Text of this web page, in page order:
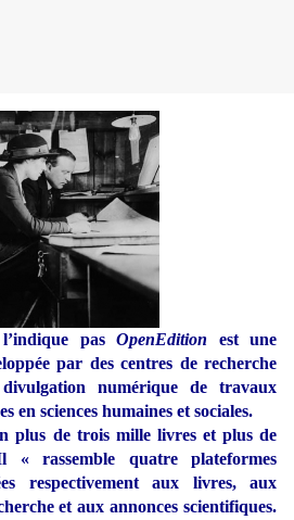
pas OpenEdition est une
par des centres de recherche
numérique de travaux
en sciences humaines et sociales.
plus de trois mille livres et plus de
« rassemble quatre plateformes
respectivement aux livres, aux
et aux annonces scientifiques.